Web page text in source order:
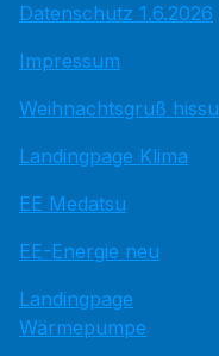
Datenschutz 1.6.2026
Impressum
Weihnachtsgruß hissu
Landingpage Klima
EE Medatsu
EE-Energie neu
Landingpage
Wärmepumpe